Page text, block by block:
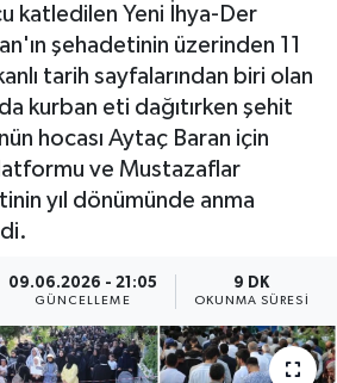
katledilen Yeni İhya-Der
şehadetinin üzerinden 11
tarih sayfalarından biri olan
kurban eti dağıtırken şehit
hocası Aytaç Baran için
ve Mustazaflar
yıl dönümünde anma
09.06.2026 - 21:05
GÜNCELLEME
9 DK
OKUNMA SÜRESI